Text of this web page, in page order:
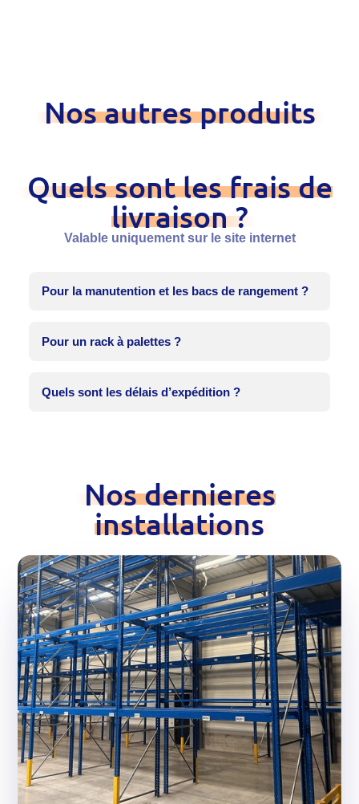
Nos autres produits
Quels sont les frais de
livraison ?
Valable uniquement sur le site internet
Pour la manutention et les bacs de rangement ?
Pour un rack à palettes ?
Quels sont les délais d’expédition ?
Nos dernieres
installations